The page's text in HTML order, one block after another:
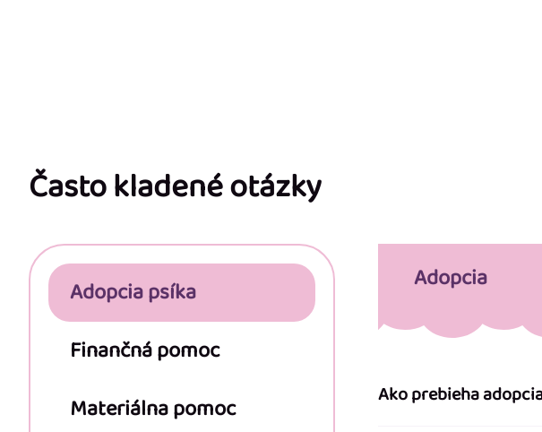
Často kladené otázky
Adopcia psíka
Finančná pomoc
Materiálna pomoc
Adopcia
Ako prebieha